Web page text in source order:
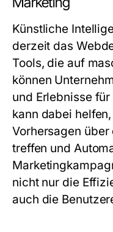
Künstliche
derzeit das
Tools, die auf
können
und Erlebnisse
kann dabei
Vorhersagen
treffen und
nicht nur die
auch die